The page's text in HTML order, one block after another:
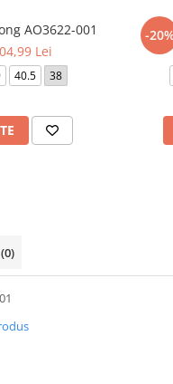
AO3622-001
Lei
40.5 38
-
(0)